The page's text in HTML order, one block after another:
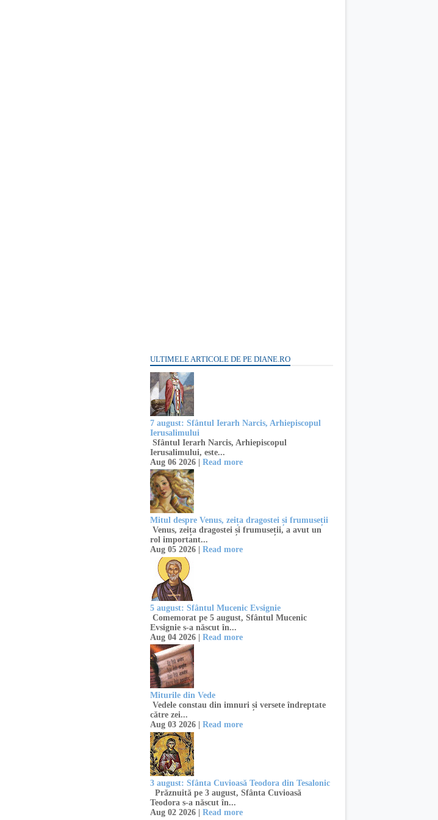
ULTIMELE ARTICOLE DE PE DIANE.RO
7 august: Sfântul Ierarh Narcis, Arhiepiscopul
Ierusalimului
Sfântul Ierarh Narcis, Arhiepiscopul
Ierusalimului, este...
Aug 06 2026 | Read more
Mitul despre Venus, zeița dragostei și frumuseții
Venus, zeița dragostei și frumuseții, a avut un
rol important...
Aug 05 2026 | Read more
5 august: Sfântul Mucenic Evsignie
Comemorat pe 5 august, Sfântul Mucenic
Evsignie s-a născut în...
Aug 04 2026 | Read more
Miturile din Vede
Vedele constau din imnuri și versete îndreptate
către zei...
Aug 03 2026 | Read more
3 august: Sfânta Cuvioasă Teodora din Tesalonic
Prăznuită pe 3 august, Sfânta Cuvioasă
Teodora s-a născut în...
Aug 02 2026 | Read more